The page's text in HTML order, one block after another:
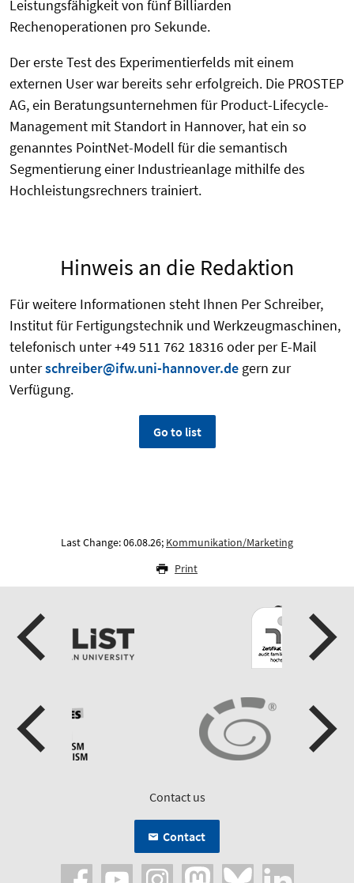
Leistungsfähigkeit von fünf Billiarden
Rechenoperationen pro Sekunde.
Der erste Test des Experimentierfelds mit einem
externen User war bereits sehr erfolgreich. Die PROSTEP
AG, ein Beratungsunternehmen für Product-Lifecycle-
Management mit Standort in Hannover, hat ein so
genanntes PointNet-Modell für die semantisch
Segmentierung einer Industrieanlage mithilfe des
Hochleistungsrechners trainiert.
Hinweis an die Redaktion
Für weitere Informationen steht Ihnen Per Schreiber,
Institut für Fertigungstechnik und Werkzeugmaschinen,
telefonisch unter +49 511 762 18316 oder per E-Mail
unterschreiber@ifw.uni-hannover.de gern zur
Verfügung.
Go to list
Last Change: 06.08.26; Kommunikation/Marketing
Print
Contact us
Contact